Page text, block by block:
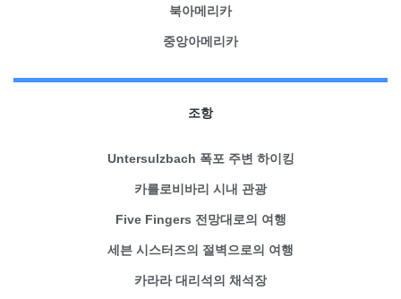
북아메리카
중앙아메리카
조항
Untersulzbach 폭포 주변 하이킹
카를로비바리 시내 관광
Five Fingers 전망대로의 여행
세븐 시스터즈의 절벽으로의 여행
카라라 대리석의 채석장